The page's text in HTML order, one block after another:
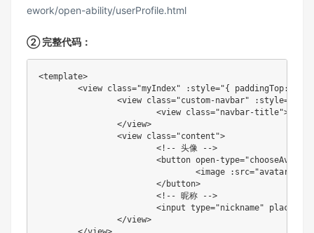
ework/open-ability/userProfile.html
② 完整代码：
<template>
			<view class="navbar-title">{